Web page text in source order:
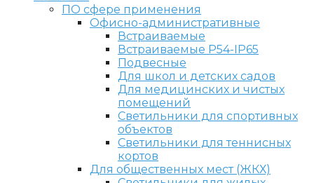
ПО сфере применения
Офисно-административные
Встраиваемые
Встраиваемые P54-IP65
Подвесные
Для школ и детских садов
Для медицинских и чистых
помещений
Светильники для спортивных
объектов
Светильники для теннисных
кортов
Для общественных мест (ЖКХ)